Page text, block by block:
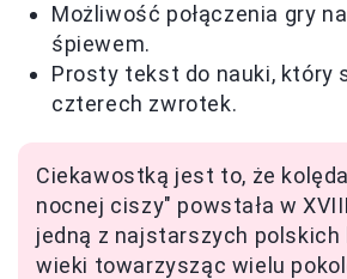
Możliwość połączenia gry
śpiewem.
Prosty tekst do nauki, który
czterech zwrotek.
Ciekawostką jest to, że
nocnej ciszy" powstała w
jedną z najstarszych polskich
wieki towarzysząc wielu